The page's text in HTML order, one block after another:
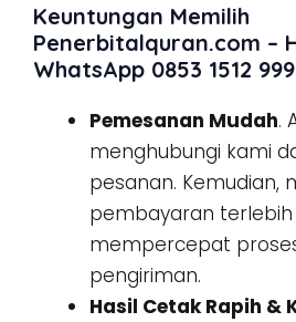
Keuntungan Memilih
Penerbitalquran.com –
WhatsApp 0853 1512
Pemesanan Mudah.
menghubungi kami
pesanan. Kemudian,
pembayaran terlebih
mempercepat
pengiriman.
Hasil Cetak Rapih &